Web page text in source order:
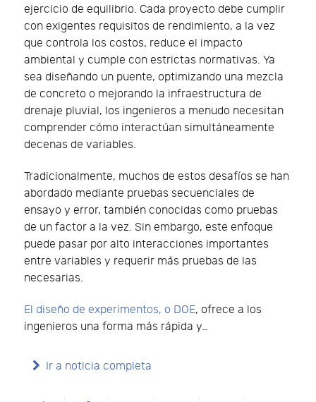
ejercicio de equilibrio. Cada proyecto debe cumplir
con exigentes requisitos de rendimiento, a la vez
que controla los costos, reduce el impacto
ambiental y cumple con estrictas normativas. Ya
sea diseñando un puente, optimizando una mezcla
de concreto o mejorando la infraestructura de
drenaje pluvial, los ingenieros a menudo necesitan
comprender cómo interactúan simultáneamente
decenas de variables.
Tradicionalmente, muchos de estos desafíos se han
abordado mediante pruebas secuenciales de
ensayo y error, también conocidas como pruebas
de un factor a la vez. Sin embargo, este enfoque
puede pasar por alto interacciones importantes
entre variables y requerir más pruebas de las
necesarias.
El diseño de experimentos, o DOE, ofrece a los
ingenieros una forma más rápida y…
Ir a noticia completa